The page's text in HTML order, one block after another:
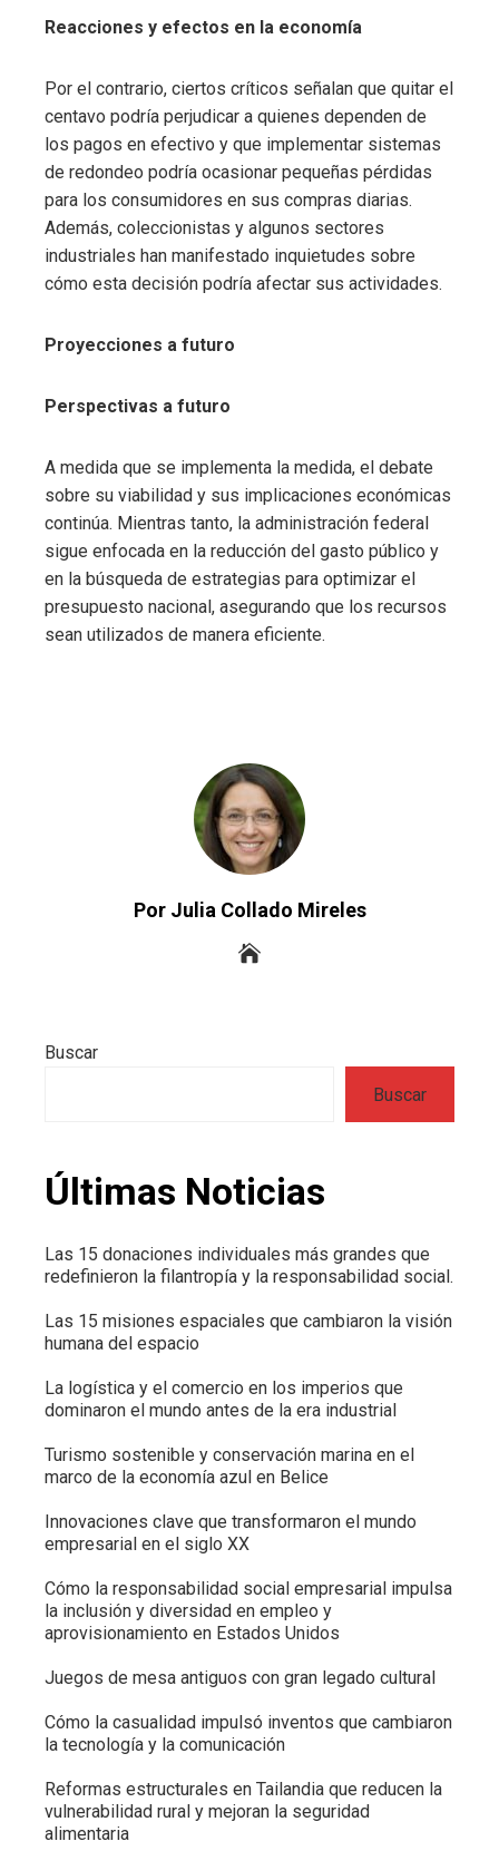
Reacciones y efectos en la economía
Por el contrario, ciertos críticos señalan que quitar el
centavo podría perjudicar a quienes dependen de
los pagos en efectivo y que implementar sistemas
de redondeo podría ocasionar pequeñas pérdidas
para los consumidores en sus compras diarias.
Además, coleccionistas y algunos sectores
industriales han manifestado inquietudes sobre
cómo esta decisión podría afectar sus actividades.
Proyecciones a futuro
Perspectivas a futuro
A medida que se implementa la medida, el debate
sobre su viabilidad y sus implicaciones económicas
continúa. Mientras tanto, la administración federal
sigue enfocada en la reducción del gasto público y
en la búsqueda de estrategias para optimizar el
presupuesto nacional, asegurando que los recursos
sean utilizados de manera eficiente.
Por Julia Collado Mireles
Buscar
Buscar
Últimas Noticias
Las 15 donaciones individuales más grandes que
redefinieron la filantropía y la responsabilidad social.
Las 15 misiones espaciales que cambiaron la visión
humana del espacio
La logística y el comercio en los imperios que
dominaron el mundo antes de la era industrial
Turismo sostenible y conservación marina en el
marco de la economía azul en Belice
Innovaciones clave que transformaron el mundo
empresarial en el siglo XX
Cómo la responsabilidad social empresarial impulsa
la inclusión y diversidad en empleo y
aprovisionamiento en Estados Unidos
Juegos de mesa antiguos con gran legado cultural
Cómo la casualidad impulsó inventos que cambiaron
la tecnología y la comunicación
Reformas estructurales en Tailandia que reducen la
vulnerabilidad rural y mejoran la seguridad
alimentaria